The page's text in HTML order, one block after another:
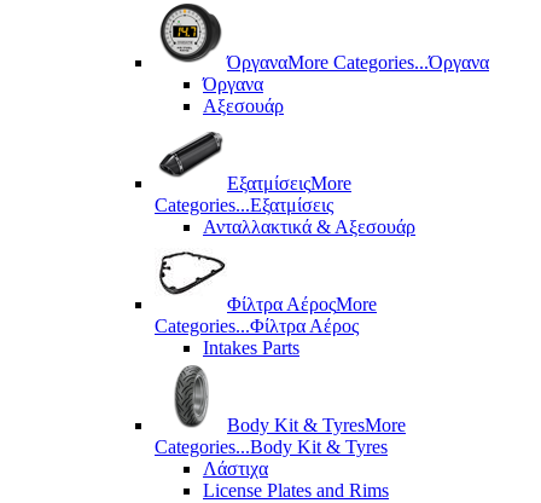
ΌργαναMore Categories...Όργανα
Όργανα
Αξεσουάρ
ΕξατμίσειςMore
Categories...Εξατμίσεις
Ανταλλακτικά & Αξεσουάρ
Φίλτρα ΑέροςMore
Categories...Φίλτρα Αέρος
Intakes Parts
Body Kit & TyresMore
Categories...Body Kit & Tyres
Λάστιχα
License Plates and Rims